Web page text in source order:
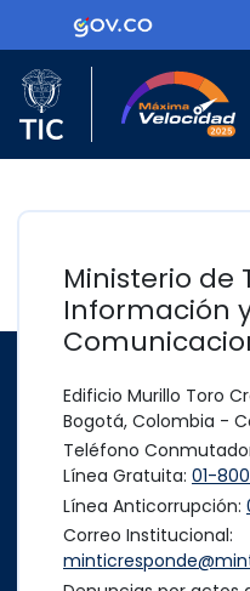
Ir al contenido principal
Logo
Logo del Ministerio TIC
Ministerio de
Información
Edificio Murillo Toro
Bogotá, Colombia -
Teléfono
Línea Gratuita: 01-
Línea Anticorrupción:
Correo Institucional: